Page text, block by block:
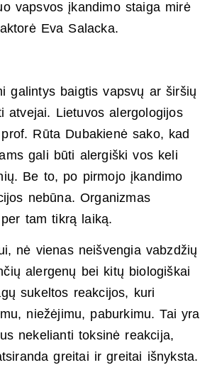
vapsvos įkandimo staiga mirė
Eva Salacka.
galintys baigtis vapsvų ar širšių
atvejai. Lietuvos alergologijos
Rūta Dubakienė sako, kad
gali būti alergiški vos keli
Be to, po pirmojo įkandimo
nebūna. Organizmas
per tam tikrą laiką.
nė vienas neišvengia vabzdžių
alergenų bei kitų biologiškai
sukeltos reakcijos, kuri
niežėjimu, paburkimu. Tai yra
nekelianti toksinė reakcija,
greitai ir greitai išnyksta.